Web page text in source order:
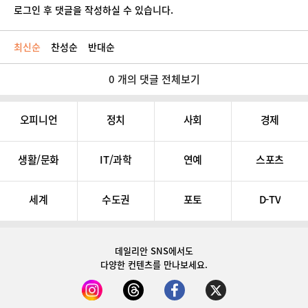
로그인 후 댓글을 작성하실 수 있습니다.
최신순 찬성순 반대순
0 개의 댓글 전체보기
오피니언 정치 사회 경제
생활/문화 IT/과학 연예 스포츠
세계 수도권 포토 D-TV
데일리안 SNS에서도
다양한 컨텐츠를 만나보세요.